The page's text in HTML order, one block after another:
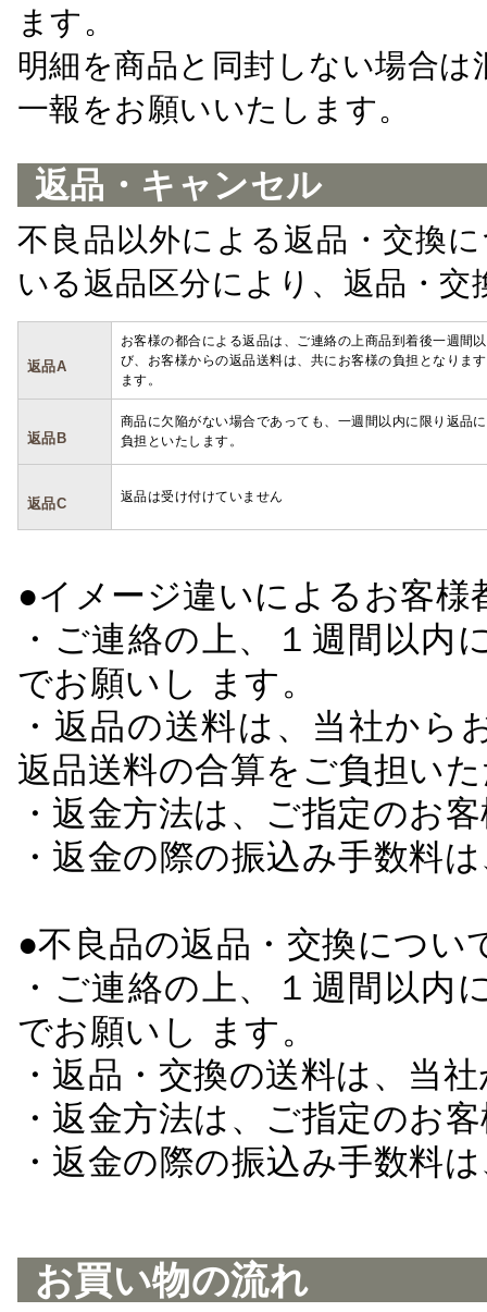
ます。
明細を商品と同封しない場合
一報をお願いいたします。
返品・キャンセル
不良品以外による返品・交換
いる返品区分により、返品・
返品A
お客様の都合による返品は、ご連絡の上商品到着後一週間
び、お客様からの返品送料は、共にお客様の負担となりま
ます。
返品B
商品に欠陥がない場合であっても、一週間以内に限り返品
負担といたします。
返品C 返品は受け付けていません
●イメージ違いによるお客
・ご連絡の上、１週間以
でお願いし ます。
・返品の送料は、当社か
返品送料の合算をご負担い
・返金方法は、ご指定のお
・返金の際の振込み手数料
●不良品の返品・交換につい
・ご連絡の上、１週間以
でお願いし ます。
・返品・交換の送料は、当
・返金方法は、ご指定のお
・返金の際の振込み手数料
お買い物の流れ